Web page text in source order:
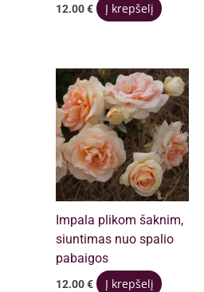
12.00€ Į krepšelį
Impala plikom šaknim,
siuntimas nuo spalio
pabaigos
12.00€ Į krepšelį